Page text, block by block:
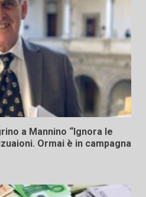
a Mannino “Ignora le
Ormai è in campagna